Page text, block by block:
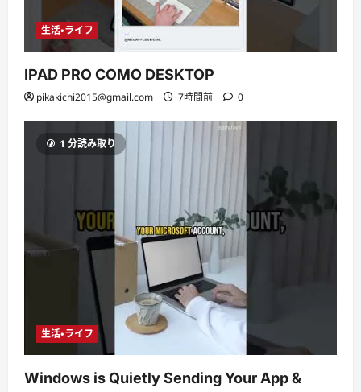
生活・ライフ
IPAD PRO COMO DESKTOP
pikakichi2015@gmail.com 7時間前 0
1 分読み取り
生活・ライフ
Windows is Quietly Sending Your App &